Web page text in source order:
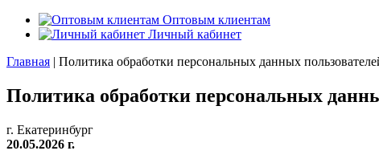
Оптовым клиентам
Личный кабинет
Главная | Политика обработки персональных данных
Политика обработки персональных
г. Екатеринбург
20.05.2026 г.